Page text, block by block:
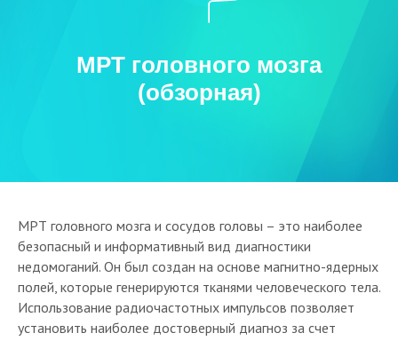
МРТ головного мозга
(обзорная)
МРТ головного мозга и сосудов головы – это наиболее
безопасный и информативный вид диагностики
недомоганий. Он был создан на основе магнитно-ядерных
полей, которые генерируются тканями человеческого тела.
Использование радиочастотных импульсов позволяет
установить наиболее достоверный диагноз за счет